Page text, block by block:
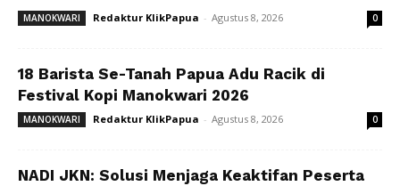
MANOKWARI Redaktur KlikPapua - Agustus 8, 2026 0
18 Barista Se-Tanah Papua Adu Racik di
Festival Kopi Manokwari 2026
MANOKWARI Redaktur KlikPapua - Agustus 8, 2026 0
NADI JKN: Solusi Menjaga Keaktifan Peserta